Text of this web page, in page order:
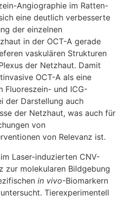
Angiographie im Ratten-
eine deutlich verbesserte
der einzelnen
in der OCT-A gerade
vaskulären Strukturen
der Netzhaut. Damit
OCT-A als eine
Fluoreszein- und ICG-
der Darstellung auch
der Netzhaut, was auch für
von
von Relevanz ist.
Laser-induzierten CNV-
zur molekularen Bildgebung
in vivo-Biomarkern
Tierexperimentell